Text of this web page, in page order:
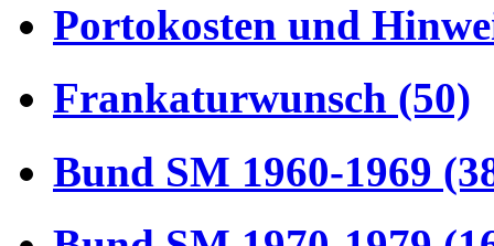
Portokosten und
Frankaturwunsch (50)
Bund SM 1960-1969